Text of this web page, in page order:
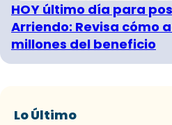
HOY último día para
Arriendo: Revisa cómo
millones del beneficio
Lo Último